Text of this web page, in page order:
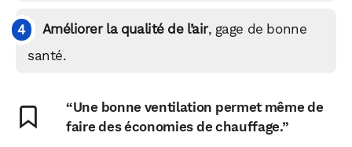
Améliorer la qualité de l’air, gage de bonne
santé.
“Une bonne ventilation permet même de
faire des économies de chauffage.”